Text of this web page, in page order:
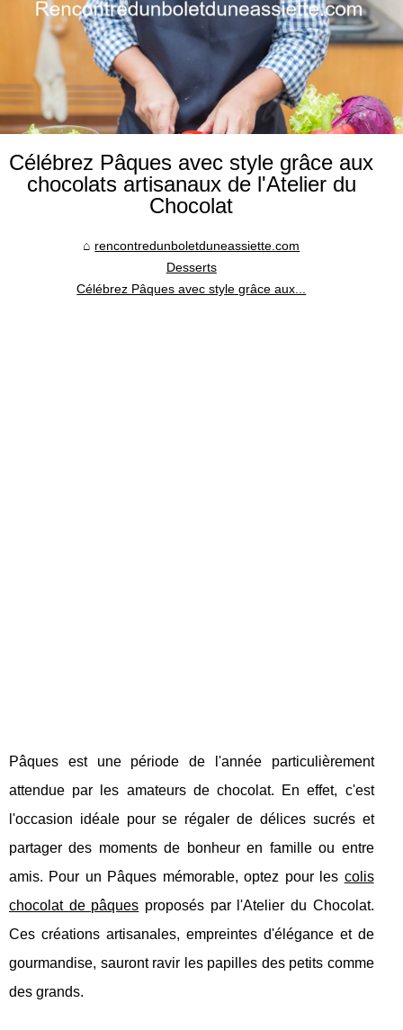
Célébrez Pâques avec style grâce aux
chocolats artisanaux de l'Atelier du
Chocolat
rencontredunboletduneassiette.com
Desserts
Célébrez Pâques avec style grâce aux...
Pâques est une période de l'année particulièrement
attendue par les amateurs de chocolat. En effet, c'est
l'occasion idéale pour se régaler de délices sucrés et
partager des moments de bonheur en famille ou entre
amis. Pour un Pâques mémorable, optez pour les colis
chocolat de pâques proposés par l'Atelier du Chocolat.
Ces créations artisanales, empreintes d'élégance et de
gourmandise, sauront ravir les papilles des petits comme
des grands.